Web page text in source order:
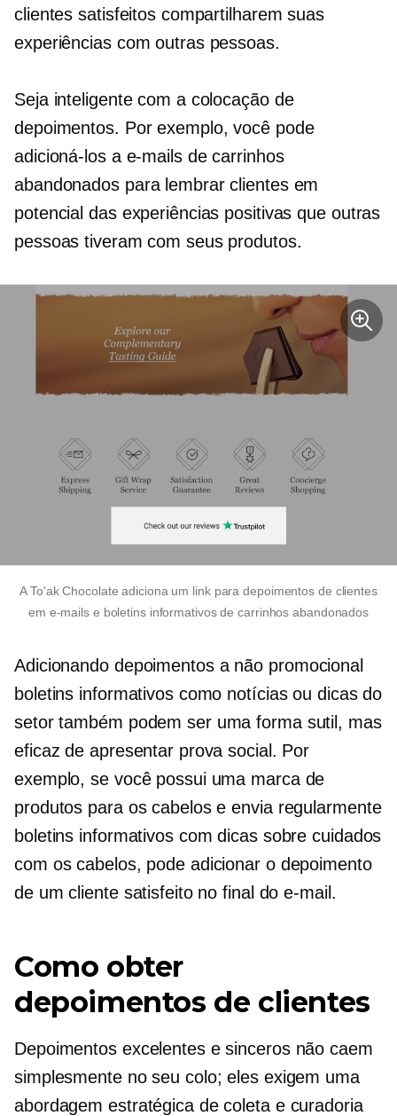
clientes satisfeitos compartilharem suas
experiências com outras pessoas.
Seja inteligente com a colocação de
depoimentos. Por exemplo, você pode
adicioná-los a e-mails de carrinhos
abandonados para lembrar clientes em
potencial das experiências positivas que outras
pessoas tiveram com seus produtos.
A To'ak Chocolate adiciona um link para depoimentos de clientes
em e-mails e boletins informativos de carrinhos abandonados
Adicionando depoimentos a não promocional
boletins informativos como notícias ou dicas do
setor também podem ser uma forma sutil, mas
eficaz de apresentar prova social. Por
exemplo, se você possui uma marca de
produtos para os cabelos e envia regularmente
boletins informativos com dicas sobre cuidados
com os cabelos, pode adicionar o depoimento
de um cliente satisfeito no final do e-mail.
Como obter
depoimentos de clientes
Depoimentos excelentes e sinceros não caem
simplesmente no seu colo; eles exigem uma
abordagem estratégica de coleta e curadoria